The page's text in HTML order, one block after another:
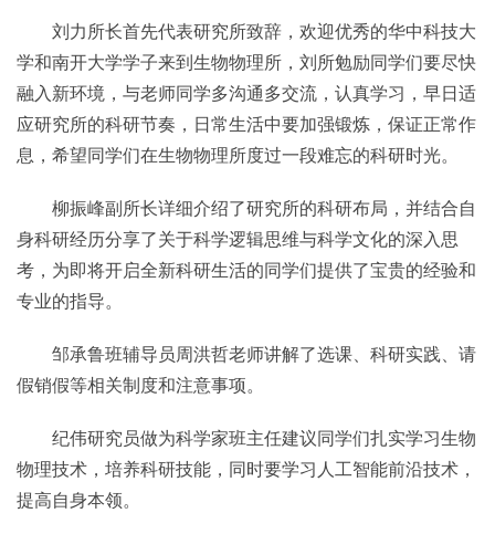
刘力所长首先代表研究所致辞，欢迎优秀的华中科技大
学和南开大学学子来到生物物理所，刘所勉励同学们要尽快
融入新环境，与老师同学多沟通多交流，认真学习，早日适
应研究所的科研节奏，日常生活中要加强锻炼，保证正常作
息，希望同学们在生物物理所度过一段难忘的科研时光。
柳振峰副所长详细介绍了研究所的科研布局，并结合自
身科研经历分享了关于科学逻辑思维与科学文化的深入思
考，为即将开启全新科研生活的同学们提供了宝贵的经验和
专业的指导。
邹承鲁班辅导员周洪哲老师讲解了选课、科研实践、请
假销假等相关制度和注意事项。
纪伟研究员做为科学家班主任建议同学们扎实学习生物
物理技术，培养科研技能，同时要学习人工智能前沿技术，
提高自身本领。